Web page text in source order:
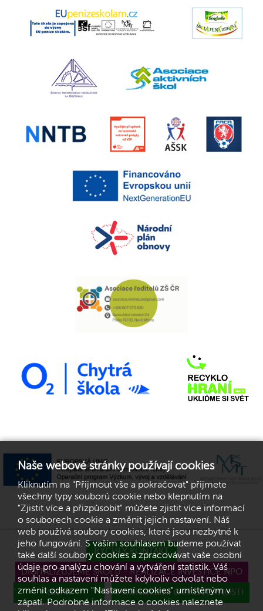
RYCHLÝ KONTAKT
DIGITALIZUJEME ŠKOLU - REALIZACE INVESTICE NPO
GDPR PROHLÁŠENÍ O PŘÍSTUPNOSTI
Naše webové stránky používají cookies
Kliknutím na "Přijmout vše a pokračovat" přijmete
všechny typy souborů cookie nebo klepnutím na
"Zjistit více a přizpůsobit" můžete zjistit více informací
o souborech cookie a změnit jejich nastavení. Náš
web používá soubory cookies, které jsou nezbytné k
jeho fungování. S vaším souhlasem budeme používat
také další soubory cookies a zpracovávat vaše osobní
údaje pro analýzu chování a vytváření statistik. Váš
souhlas a nastavení můžete kdykoliv odvolat nebo
změnit odkazem "Nastavení cookies" umístěným v
zápatí. Podrobné informace o cookies naleznete